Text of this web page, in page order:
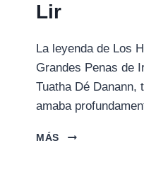
Lir
La leyenda de Los
Grandes Penas de
Tuatha Dé Danann,
amaba
MÁS
LA